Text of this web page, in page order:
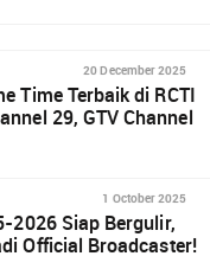
20 December 2025
Time Terbaik di RCTI
29, GTV Channel
1 October 2025
2026 Siap Bergulir,
Official Broadcaster!